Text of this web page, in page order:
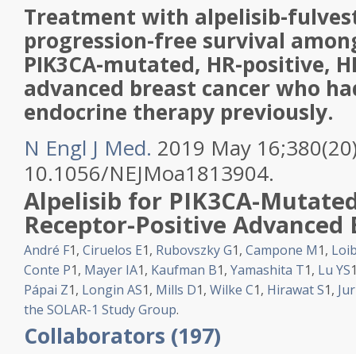
Treatment with alpelisib-
progression-free survival
PIK3CA-mutated, HR-positive,
advanced breast cancer who
endocrine therapy previously.
N Engl J Med. 2019 May
10.1056/NEJMoa1813904.
Alpelisib for PIK3CA-
Receptor-Positive Advanced
André F1, Ciruelos E1, Rubovszky G1, Campone M1,
Conte P1, Mayer IA1, Kaufman B1, Yamashita T1, Lu YS
Pápai Z1, Longin AS1, Mills D1, Wilke C1, Hirawat S1,
the SOLAR-1 Study Group.
Collaborators (197)